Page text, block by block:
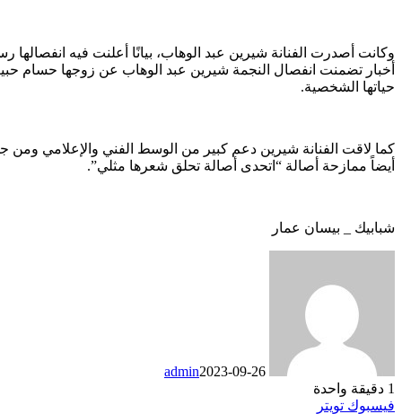
وكانت أصدرت الفنانة شيرين عبد الوهاب، بيانًا أعلنت فيه
أخبار تضمنت انفصال النجمة شيرين عبد الوهاب عن زوجها حسام
حياتها الشخصية.
كما لاقت الفنانة شيرين دعم كبير من الوسط الفني والإعلامي
أيضاً ممازحة أصالة “اتحدى أصالة تحلق شعرها مثلي”.
شبابيك _ بيسان عمار
admin2023-09-26
1 دقيقة واحدة
فيسبوك تويتر